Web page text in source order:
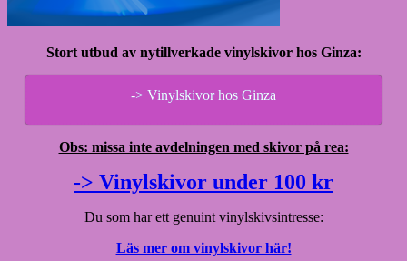
Stort utbud av nytillverkade vinylskivor hos Ginza:
-> Vinylskivor hos Ginza
Obs: missa inte avdelningen med skivor på rea:
-> Vinylskivor under 100 kr
Du som har ett genuint vinylskivsintresse:
Läs mer om vinylskivor här!